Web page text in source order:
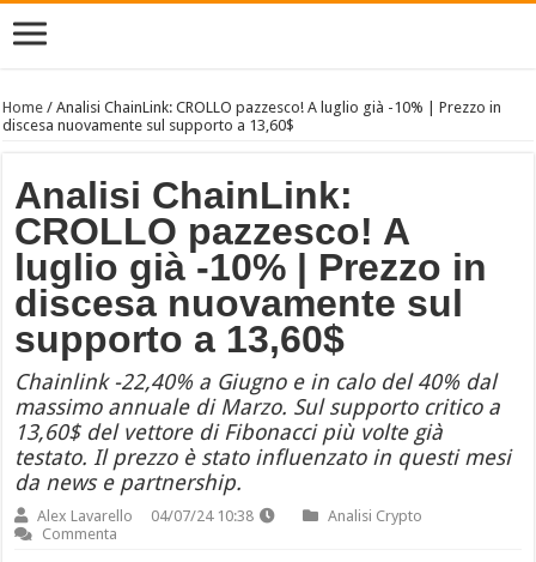
Home /Analisi ChainLink: CROLLO pazzesco! A luglio già -10% | Prezzo in
discesa nuovamente sul supporto a 13,60$
Analisi ChainLink:
CROLLO pazzesco! A
luglio già -10% | Prezzo in
discesa nuovamente sul
supporto a 13,60$
Chainlink -22,40% a Giugno e in calo del 40% dal
massimo annuale di Marzo. Sul supporto critico a
13,60$ del vettore di Fibonacci più volte già
testato. Il prezzo è stato influenzato in questi mesi
da news e partnership.
Alex Lavarello 04/07/24 10:38
Analisi Crypto
Commenta